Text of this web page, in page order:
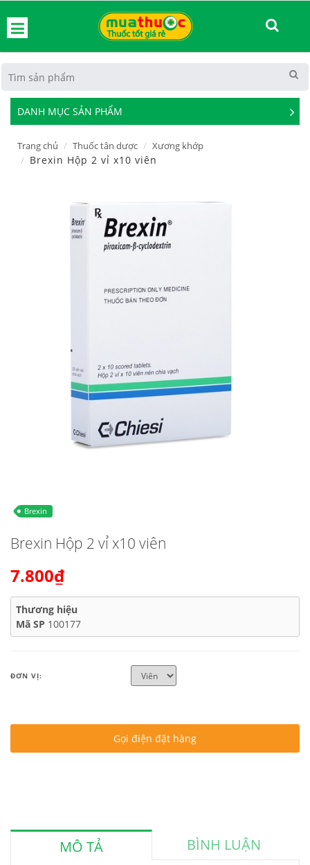
DANH MỤC SẢN PHẨM
See
Trang chủ Thuốc tân dược Xương khớp
Brexin Hộp 2 vỉ x10 viên
Brexin
Brexin Hộp 2 vỉ x10 viên
7.800₫
Thương hiệu
Mã SP 100177
ĐƠN VỊ:
Gọi điện đặt hàng
MÔ TẢ BÌNH LUẬN